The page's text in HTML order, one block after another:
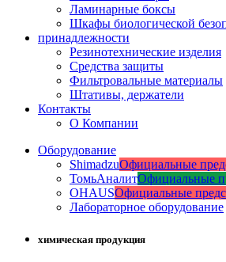
Ламинарные боксы
Шкафы биологической
принадлежности
Резинотехнические изделия
Средства защиты
Фильтровальные материалы
Штативы, держатели
Контакты
О Компании
Оборудование
ShimadzuОфициальные
ТомьАналитОфициальные
OHAUSОфициальные
Лабораторное оборудование
химическая продукция